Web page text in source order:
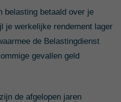
belasting betaald over je
je werkelijke rendement lager
de Belastingdienst
gevallen geld
de afgelopen jaren